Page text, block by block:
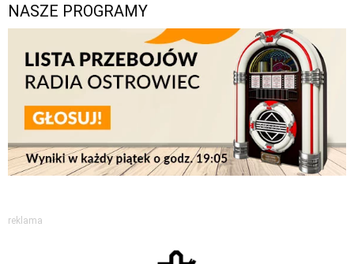
NASZE PROGRAMY
reklama